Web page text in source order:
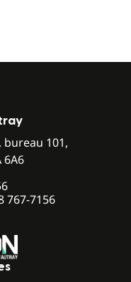
bureau 101,
6A6
767-7156